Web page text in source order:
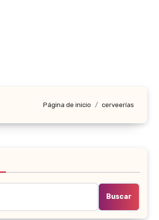
Página de inicio cerveerías
Buscar